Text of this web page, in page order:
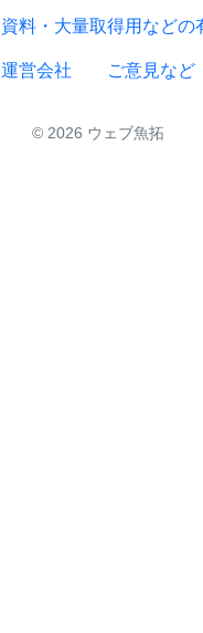
資料・大量取得用などの
運営会社 ご意見など
© 2026 ウェブ魚拓